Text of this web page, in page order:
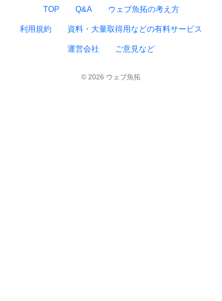
TOP Q&A ウェブ魚拓の考え方
利用規約 資料・大量取得用などの有料サービス
運営会社 ご意見など
© 2026 ウェブ魚拓